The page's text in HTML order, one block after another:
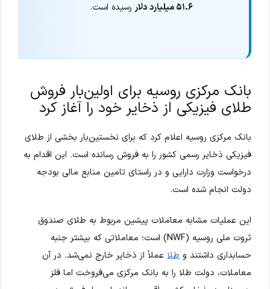
۵۱.۶ میلیارد دلار
رسیده است.
بانک مرکزی روسیه برای اولین‌بار فروش
طلای فیزیکی از ذخایر خود را آغاز کرد
بانک مرکزی روسیه اعلام کرد که برای نخستین‌بار بخشی از طلای
فیزیکی ذخایر رسمی کشور را به فروش رسانده است. این اقدام به
درخواست وزارت دارایی و در راستای تامین منابع مالی بودجه
دولت انجام شده است.
این عملیات مشابه معاملات پیشین مربوط به طلای صندوق
ثروت ملی روسیه (NWF) است؛ معاملاتی که بیشتر جنبه
حسابداری داشتند و طلا عملاً از ذخایر خارج نمی‌شد. در آن
معاملات، دولت طلا را به بانک مرکزی می‌فروخت اما فلز